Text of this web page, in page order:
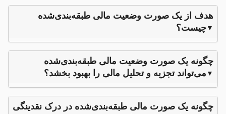
هدف از یک صورت وضعیت مالی طبقه‌بندی‌شده
چیست؟
چگونه یک صورت وضعیت مالی طبقه‌بندی‌شده
می‌تواند تجزیه و تحلیل مالی را بهبود بخشد؟
چگونه یک صورت مالی طبقه‌بندی‌شده در درک نقدینگی